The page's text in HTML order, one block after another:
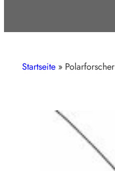
Startseite » Polarforscher